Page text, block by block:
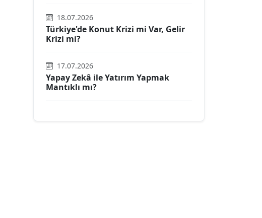
18.07.2026
Türkiye'de Konut Krizi mi Var, Gelir
Krizi mi?
17.07.2026
Yapay Zekâ ile Yatırım Yapmak
Mantıklı mı?